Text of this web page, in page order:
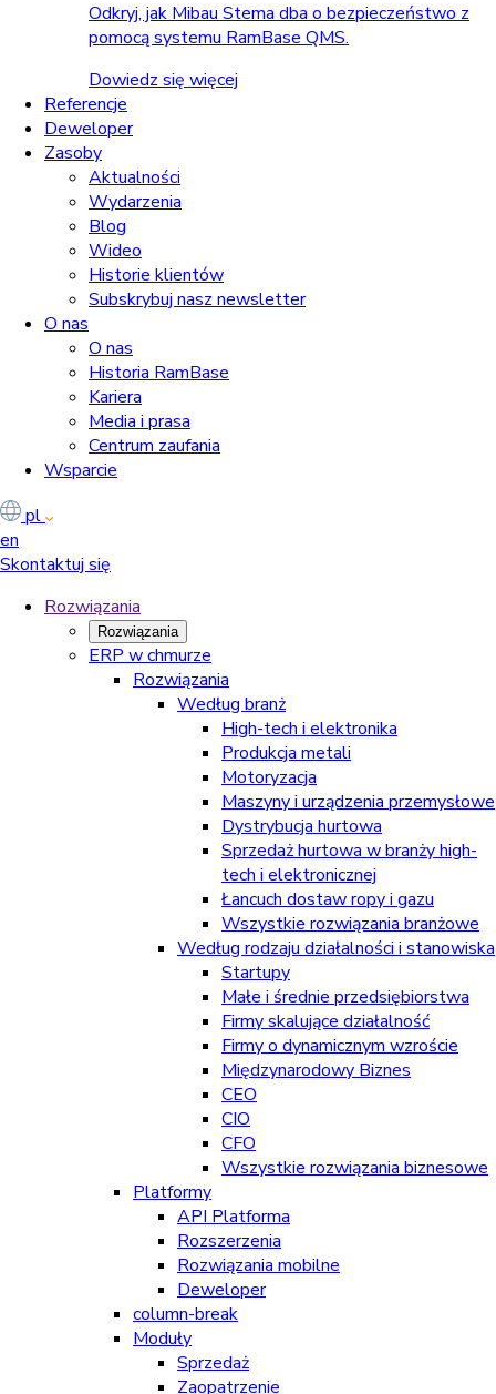
Odkryj, jak Mibau Stema dba o bezpieczeństwo z
pomocą systemu RamBase QMS.
Dowiedz się więcej
Referencje
Deweloper
Zasoby
Aktualności
Wydarzenia
Blog
Wideo
Historie klientów
Subskrybuj nasz newsletter
O nas
O nas
Historia RamBase
Kariera
Media i prasa
Centrum zaufania
Wsparcie
pl
en
Skontaktuj się
Rozwiązania
Rozwiązania
ERP w chmurze
Rozwiązania
Według branż
High-tech i elektronika
Produkcja metali
Motoryzacja
Maszyny i urządzenia przemysłowe
Dystrybucja hurtowa
Sprzedaż hurtowa w branży high-
tech i elektronicznej
Łancuch dostaw ropy i gazu
Wszystkie rozwiązania branżowe
Według rodzaju działalności i stanowiska
Startupy
Małe i średnie przedsiębiorstwa
Firmy skalujące działalność
Firmy o dynamicznym wzroście
Międzynarodowy Biznes
CEO
CIO
CFO
Wszystkie rozwiązania biznesowe
Platformy
API Platforma
Rozszerzenia
Rozwiązania mobilne
Deweloper
column-break
Moduły
Sprzedaż
Zaopatrzenie